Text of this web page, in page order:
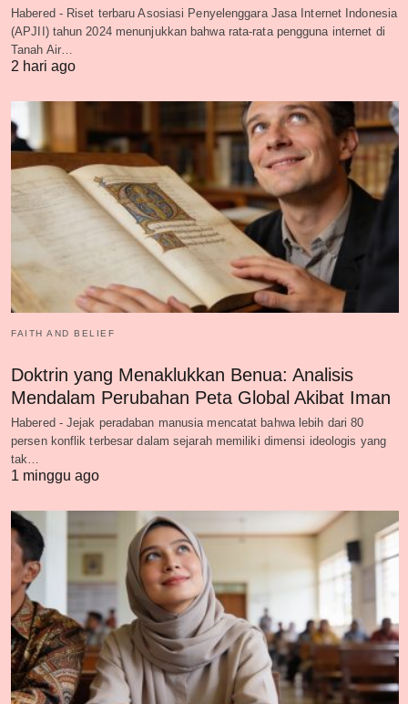
Habered - Riset terbaru Asosiasi Penyelenggara Jasa Internet Indonesia
(APJII) tahun 2024 menunjukkan bahwa rata-rata pengguna internet di
Tanah Air…
2 hari ago
FAITH AND BELIEF
Doktrin yang Menaklukkan Benua: Analisis
Mendalam Perubahan Peta Global Akibat Iman
Habered - Jejak peradaban manusia mencatat bahwa lebih dari 80
persen konflik terbesar dalam sejarah memiliki dimensi ideologis yang
tak…
1 minggu ago